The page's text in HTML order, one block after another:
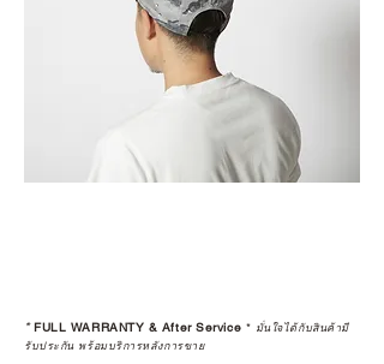
*FULL WARRANTY & After Service * มั่นใจได้กับสินค้ามี
รับประกัน พร้อมบริการหลังการขาย